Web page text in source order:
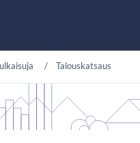
Talouskatsaus